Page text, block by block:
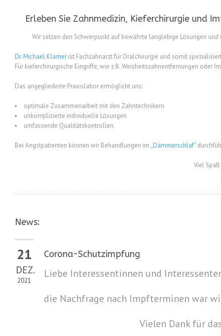
Erleben Sie Zahnmedizin, Kieferchirurgie und
Wir setzen den Schwerpunkt auf bewährte langlebige Lösungen
Dr. Michael Klarner ist Fachzahnarzt für Oralchirurgie und somit
Für kieferchirurgische Eingriffe, wie z.B. Weisheitszahnentfernungen oder
Das angegliederte Praxislabor ermöglicht uns:
optimale Zusammenarbeit mit den Zahntechnikern
unkomplizierte individuelle Lösungen
umfassende Qualitätskontrollen.
Bei Angstpatienten können wir Behandlungen im„Dämmerschlaf“
Viel
News:
21
DEZ.
2021
Corona-Schutzimpfung
Liebe Interessentinnen und
die Nachfrage nach Impfterminen war
Vielen Dank für